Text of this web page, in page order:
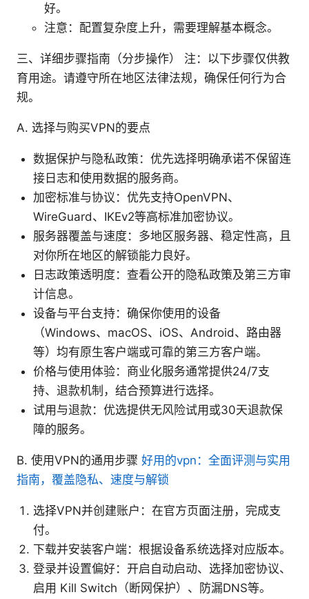
好。
注意：配置复杂度上升，需要理解基本概念。
三、详细步骤指南（分步操作） 注：以下步骤仅供教
育用途。请遵守所在地区法律法规，确保任何行为合
规。
A. 选择与购买VPN的要点
数据保护与隐私政策：优先选择明确承诺不保留连
接日志和使用数据的服务商。
加密标准与协议：优先支持OpenVPN、
WireGuard、IKEv2等高标准加密协议。
服务器覆盖与速度：多地区服务器、稳定性高，且
对你所在地区的解锁能力良好。
日志政策透明度：查看公开的隐私政策及第三方审
计信息。
设备与平台支持：确保你使用的设备
（Windows、macOS、iOS、Android、路由器
等）均有原生客户端或可靠的第三方客户端。
价格与使用体验：商业化服务通常提供24/7支
持、退款机制，结合预算进行选择。
试用与退款：优选提供无风险试用或30天退款保
障的服务。
B. 使用VPN的通用步骤 好用的vpn：全面评测与实用
指南，覆盖隐私、速度与解锁
选择VPN并创建账户：在官方页面注册，完成支
付。
下载并安装客户端：根据设备系统选择对应版本。
登录并设置偏好：开启自动启动、选择加密协议、
启用 Kill Switch（断网保护）、防漏DNS等。